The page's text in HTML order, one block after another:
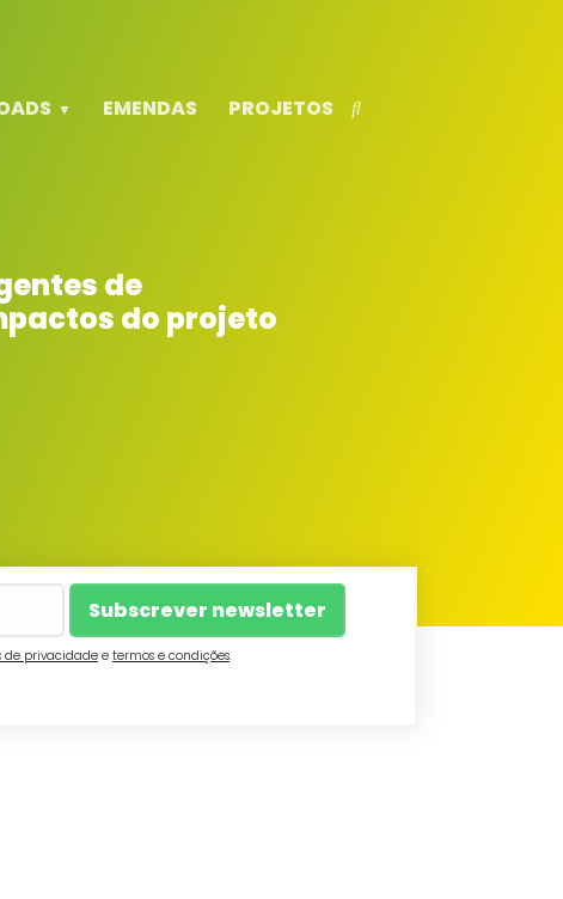
EMENDAS PROJETOS
de
do projeto
de privacidadee termos e condições.